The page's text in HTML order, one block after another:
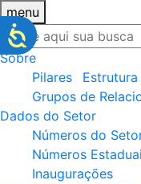
menu
Sobre
Pilares
Estrutura
Grupos de
Dados do Setor
Números do
Números
Inaugurações